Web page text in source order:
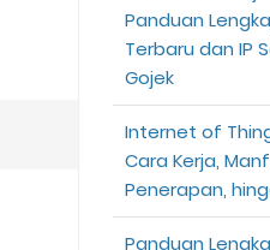
Panduan
Terbaru dan IP
Gojek
Internet of
Cara Kerja,
Penerapan,
Panduan